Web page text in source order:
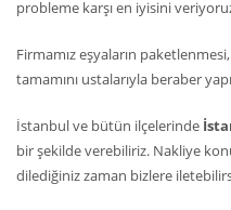
probleme karşı en iyisini
Firmamız eşyaların
tamamını ustalarıyla beraber
İstanbul ve bütün ilçelerinde
bir şekilde verebiliriz. Nakliye
dilediğiniz zaman bizlere